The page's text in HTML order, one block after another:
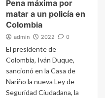
Pena máxima por
matar a un policía en
Colombia
admin 2022 0
El presidente de
Colombia, Iván Duque,
sancionó en la Casa de
Nariño la nueva Ley de
Seguridad Ciudadana, la